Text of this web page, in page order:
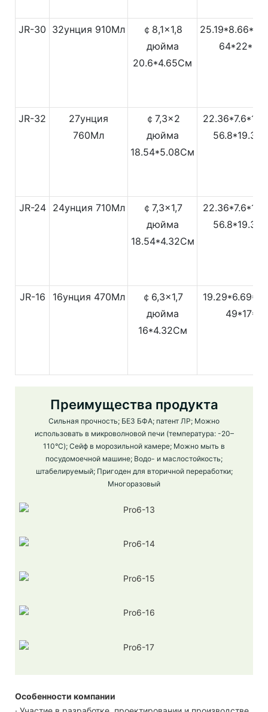
JR-30 32унция 910Мл
￠8,1x1,8
дюйма
20.6*4.65См
JR-32
27унция
760Мл
￠7,3x2
дюйма
18.54*5.08См
JR-24 24унция 710Мл
￠7,3x1,7
дюйма
18.54*4.32См
JR-16 16унция 470Мл
￠6,3x1,7
дюйма
16*4.32См
Преимущества продукта
Сильная прочность; БЕЗ БФА; патент ЛР; Можно
использовать в микроволновой печи (температура: -20–
110°C); Сейф в морозильной камере; Можно мыть в
посудомоечной машине; Водо- и маслостойкость;
штабелируемый; Пригоден для вторичной переработки;
Многоразовый
Особенности компании